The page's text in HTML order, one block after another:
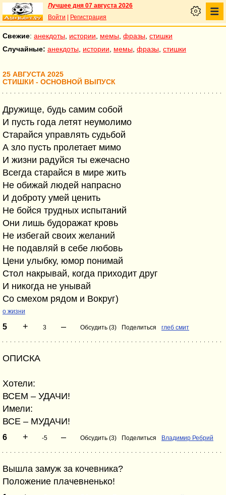
Лучшее дня 07 августа 2026
Войти
Регистрация
Свежие: анекдоты истории мемы фразы стишки
Случайные: анекдоты истории мемы фразы стишки
25 АВГУСТА 2025
СТИШКИ - ОСНОВНОЙ ВЫПУСК
Дружище, будь самим собой
И пусть года летят неумолимо
Старайся управлять судьбой
А зло пусть пролетает мимо
И жизни радуйся ты ежечасно
Всегда старайся в мире жить
Не обижай людей напрасно
И доброту умей ценить
Не бойся трудных испытаний
Они лишь будоражат кровь
Не избегай своих желаний
Не подавляй в себе любовь
Цени улыбку, юмор понимай
Стол накрывай, когда приходит друг
И никогда не унывай
Со смехом рядом и Вокруг)
о жизни
5 + 3 – Обсудить (3) Поделиться глеб смит
ОПИСКА
Хотели:
ВСЕМ – УДАЧИ!
Имели:
ВСЕ – МУДАЧИ!
6 + -5 – Обсудить (3) Поделиться Владимир Ребрий
Вышла замуж за кочевника?
Положение плачевненько!